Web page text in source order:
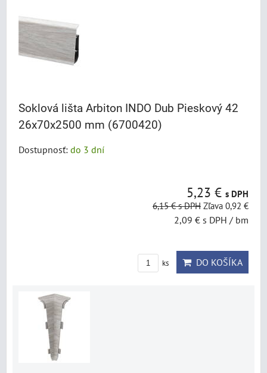
Soklová lišta Arbiton INDO Dub Pieskový 42
26x70x2500 mm (6700420)
Dostupnosť: do 3 dní
5,23 € s DPH
6,15 €s DPH Zľava 0,92 €
2,09 € s DPH / bm
ks DO KOŠÍKA